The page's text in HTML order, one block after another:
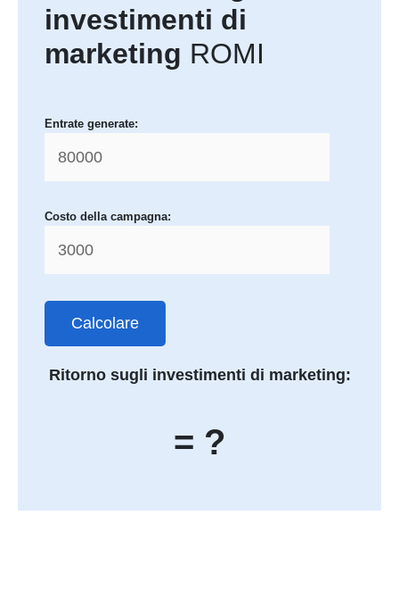
investimenti di
marketing ROMI
Entrate generate:
Costo della campagna:
Calcolare
Ritorno sugli investimenti di marketing:
= ?